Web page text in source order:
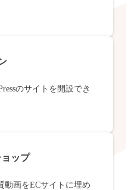
のサイトを開設でき
ップ
動画をECサイトに埋め